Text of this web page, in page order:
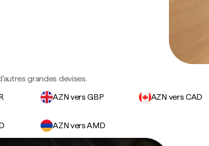
grandes devises.
AZN vers GBP AZN vers CAD
AZN vers AMD